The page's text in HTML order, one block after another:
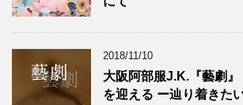
2018/11/10
大阪阿部服J.K.『藝劇
を迎える ー辿り着きた